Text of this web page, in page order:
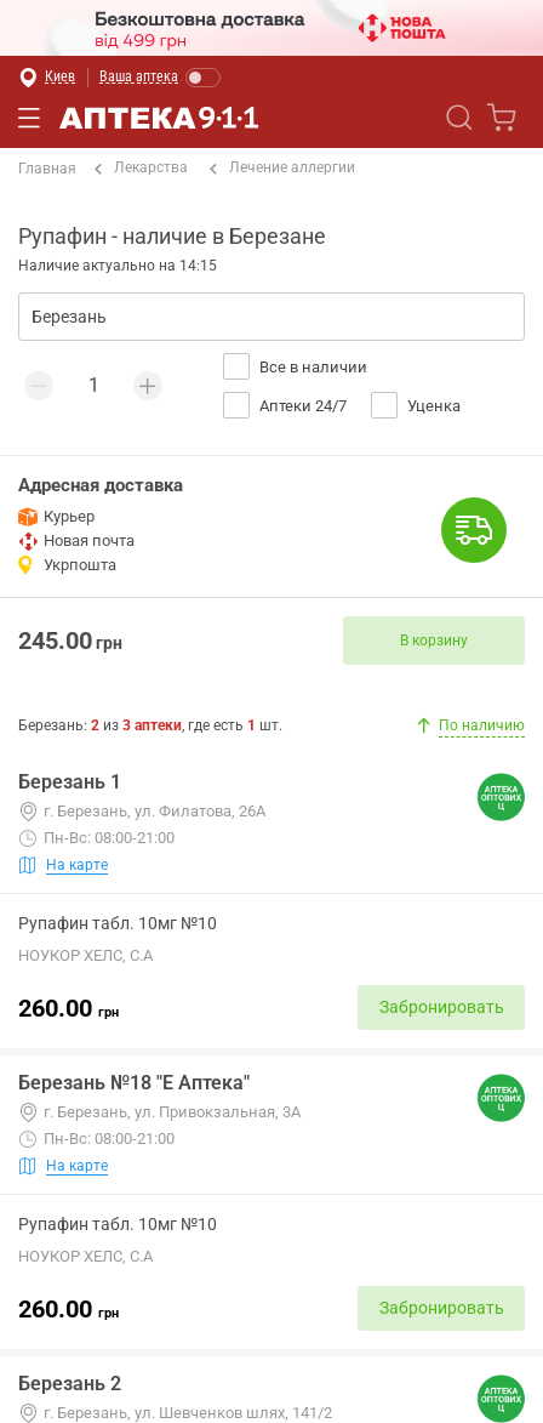
Киев Ваша аптека
Главная Лекарства Лечение аллергии
Рупафин - наличие в Березане
Наличие актуально на 14:15
Все в наличии
Аптеки 24/7 Уценка
Адресная доставка
Курьер
Новая почта
Укрпошта
245.00грн В корзину
Березань: 2 из 3 аптеки, где есть 1 шт. По наличию
Березань 1
г. Березань, ул. Филатова, 26А
Пн-Вс: 08:00-21:00
На карте
Рупафин табл. 10мг №10
НОУКОР ХЕЛС, С.А
260.00 грн Забронировать
Березань №18 "Е Аптека"
г. Березань, ул. Привокзальная, 3А
Пн-Вс: 08:00-21:00
На карте
Рупафин табл. 10мг №10
НОУКОР ХЕЛС, С.А
260.00 грн Забронировать
Березань 2
г. Березань, ул. Шевченков шлях, 141/2